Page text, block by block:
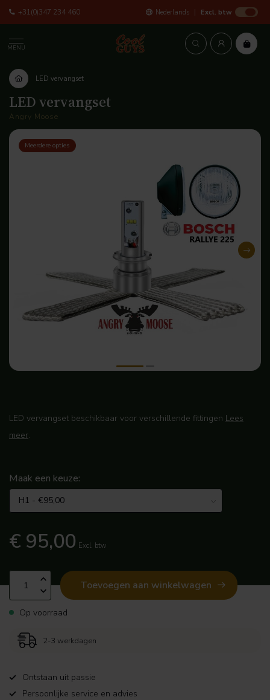
+31(0)347 234 460 Nederlands Excl. btw
MENU
LED vervangset
LED vervangset
Angry Moose
Meerdere opties
LED vervangset beschikbaar voor verschillende fittingen Lees
meer.
Maak een keuze:
€ 95,00 Excl. btw
Toevoegen aan winkelwagen
Op voorraad
2-3 werkdagen
Ontstaan uit passie
Persoonlijke service en advies